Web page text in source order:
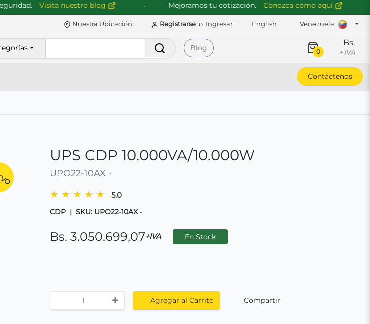
Mejoramos tu cotización. Conozca cómo aquí
Visita nuestro blog
Nuestra Ubicación Registrarse o Ingresar English Venezuela
Buscar Blog 0
Bs.
+ IVA
Contáctenos
UPS CDP 10.000VA/10.000W
UPO22-10AX -
★ ★ ★ ★ ★ 5.0
CDP | SKU: UPO22-10AX -
Bs. 3.050.699,07+IVA En Stock
+ Agregar al Carrito Compartir